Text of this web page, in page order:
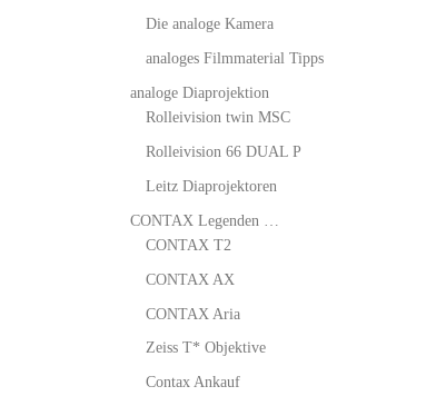
Die analoge Kamera
analoges Filmmaterial Tipps
analoge Diaprojektion
Rolleivision twin MSC
Rolleivision 66 DUAL P
Leitz Diaprojektoren
CONTAX Legenden …
CONTAX T2
CONTAX AX
CONTAX Aria
Zeiss T* Objektive
Contax Ankauf